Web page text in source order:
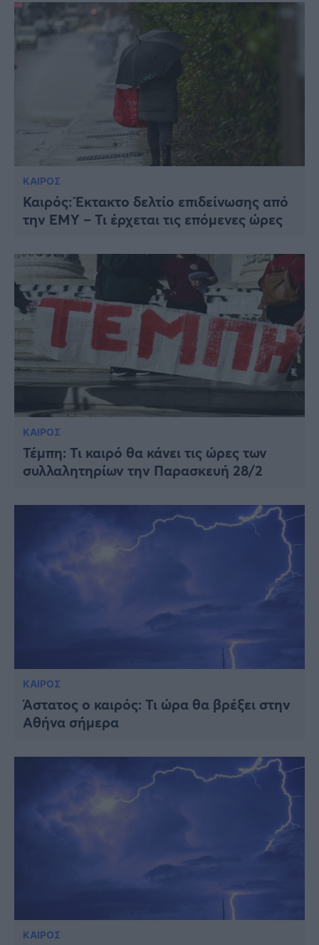
ΚΑΙΡΟΣ
Καιρός: Έκτακτο δελτίο επιδείνωσης από
την ΕΜΥ – Τι έρχεται τις επόμενες ώρες
ΚΑΙΡΟΣ
Τέμπη: Τι καιρό θα κάνει τις ώρες των
συλλαλητηρίων την Παρασκευή 28/2
ΚΑΙΡΟΣ
Άστατος ο καιρός: Τι ώρα θα βρέξει στην
Αθήνα σήμερα
ΚΑΙΡΟΣ